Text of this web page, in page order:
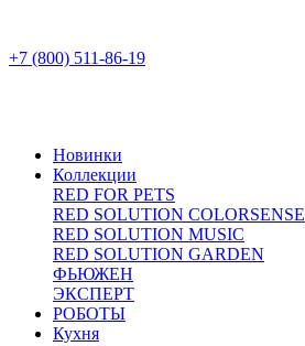
+7 (800) 511-86-19
Новинки
Коллекции
RED FOR PETS
RED SOLUTION COLORSENSE
RED SOLUTION MUSIC
RED SOLUTION GARDEN
ФЬЮЖЕН
ЭКСПЕРТ
РОБОТЫ
Кухня